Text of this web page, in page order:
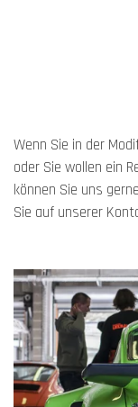
Wenn Sie in der
oder Sie wollen ein
können Sie uns
Sie auf unserer